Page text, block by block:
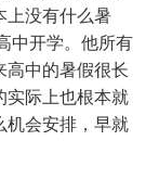
上没有什么暑
中开学。他所有
高中的暑假很长
实际上也根本就
机会安排，早就